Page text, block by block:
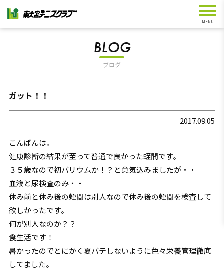
BLOG
ブログ
ガット！！
2017.09.05
こんばんは。
健康診断の結果が至って普通で良かった蛭間です。
３５歳なので初バリウムか！？と意気込みましたが・・
血液と尿検査のみ・・
休み前と休み後の蛭間は別人なので休み後の蛭間を検査して
欲しかったです。
何が別人なのか？？
食生活です！
暑かったのでとにかく夏バテしないように色々栄養管理徹底
してました。